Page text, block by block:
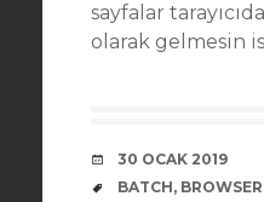
sayfalar
olarak gelmesin
DATE
30 OCAK 2019
TAGS
BATCH, BROWSER